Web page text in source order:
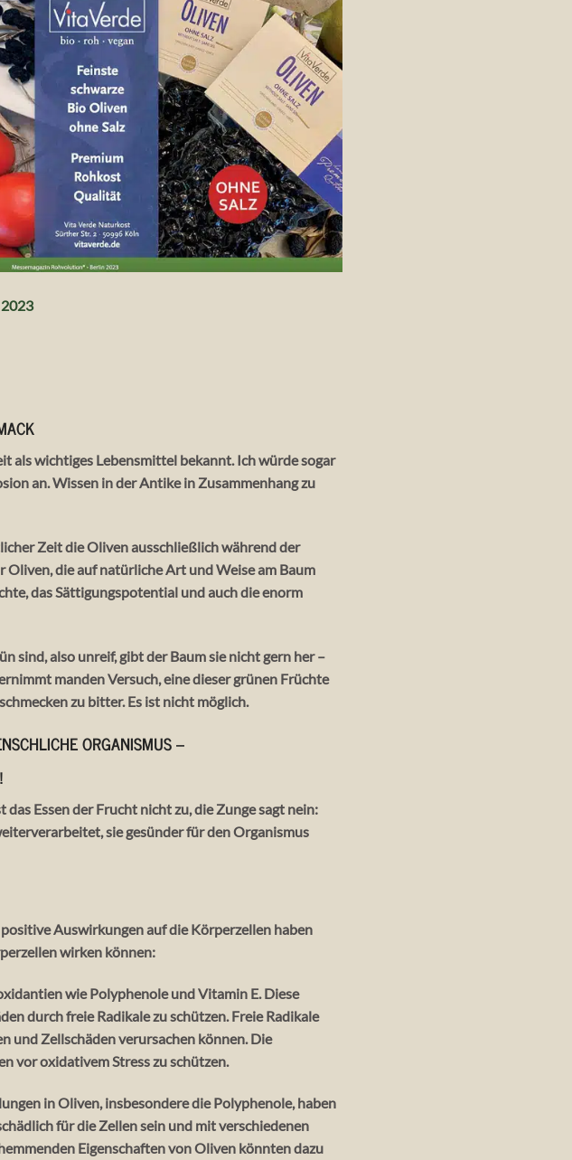
als wichtiges Lebensmittel bekannt. Ich würde sogar
an. Wissen in der Antike in Zusammenhang zu
Zeit die Oliven ausschließlich während der
die auf natürliche Art und Weise am Baum
das Sättigungspotential und auch die enorm
sind, also unreif, gibt der Baum sie nicht gern her –
manden Versuch, eine dieser grünen Früchte
zu bitter. Es ist nicht möglich.
ORGANISMUS –
Essen der Frucht nicht zu, die Zunge sagt nein:
sie gesünder für den Organismus
Auswirkungen auf die Körperzellen haben
wirken können:
wie Polyphenole und Vitamin E. Diese
durch freie Radikale zu schützen. Freie Radikale
und Zellschäden verursachen können. Die
vor oxidativem Stress zu schützen.
in Oliven, insbesondere die Polyphenole, haben
für die Zellen sein und mit verschiedenen
Eigenschaften von Oliven könnten dazu